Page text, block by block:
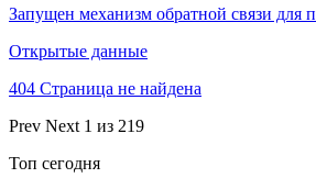
Запущен механизм обратной связи для
Открытые данные
404 Страница не найдена
Prev Next 1 из 219
Топ сегодня